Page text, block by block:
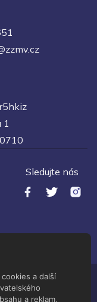
a další
a reklam,
1
Sledujte nás
- 2026 Všechna